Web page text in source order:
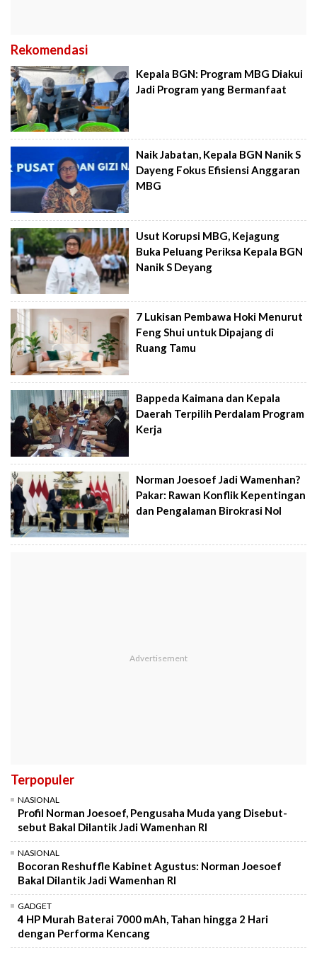
Rekomendasi
Kepala BGN: Program MBG Diakui
Jadi Program yang Bermanfaat
Naik Jabatan, Kepala BGN Nanik S
Dayeng Fokus Efisiensi Anggaran
MBG
Usut Korupsi MBG, Kejagung
Buka Peluang Periksa Kepala BGN
Nanik S Deyang
7 Lukisan Pembawa Hoki Menurut
Feng Shui untuk Dipajang di
Ruang Tamu
Bappeda Kaimana dan Kepala
Daerah Terpilih Perdalam Program
Kerja
Norman Joesoef Jadi Wamenhan?
Pakar: Rawan Konflik Kepentingan
dan Pengalaman Birokrasi Nol
Terpopuler
NASIONAL
Profil Norman Joesoef, Pengusaha Muda yang Disebut-
sebut Bakal Dilantik Jadi Wamenhan RI
NASIONAL
Bocoran Reshuffle Kabinet Agustus: Norman Joesoef
Bakal Dilantik Jadi Wamenhan RI
GADGET
4 HP Murah Baterai 7000 mAh, Tahan hingga 2 Hari
dengan Performa Kencang